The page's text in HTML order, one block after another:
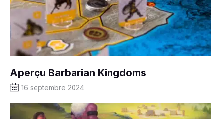
Aperçu Barbarian Kingdoms
16 septembre 2024